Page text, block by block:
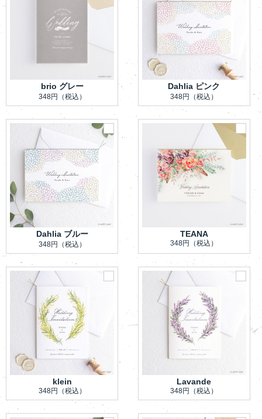
brio グレー
348円 （税込）
Dahlia ピンク
348円 （税込）
Dahlia ブルー
348円 （税込）
TEANA
348円 （税込）
klein
348円 （税込）
Lavande
348円 （税込）